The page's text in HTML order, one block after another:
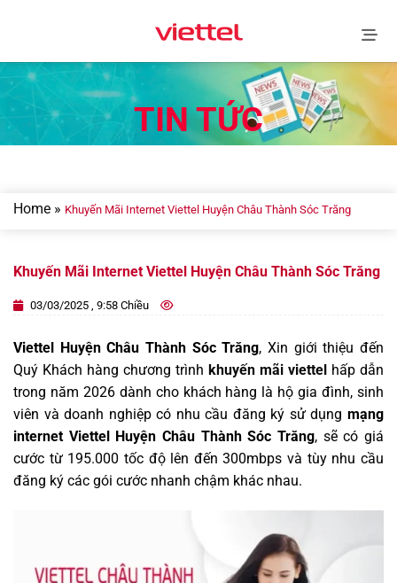
TIN TỨC
Home » Khuyến Mãi Internet Viettel Huyện Châu Thành Sóc Trăng
Khuyến Mãi Internet Viettel Huyện Châu Thành Sóc Trăng
03/03/2025 , 9:58 Chiều
Viettel Huyện Châu Thành Sóc Trăng, Xin giới thiệu đến
Quý Khách hàng chương trình khuyến mãi viettel hấp dẫn
trong năm 2026 dành cho khách hàng là hộ gia đình, sinh
viên và doanh nghiệp có nhu cầu đăng ký sử dụng mạng
internet Viettel Huyện Châu Thành Sóc Trăng, sẽ có giá
cước từ 195.000 tốc độ lên đến 300mbps và tùy nhu cầu
đăng ký các gói cước nhanh chậm khác nhau.